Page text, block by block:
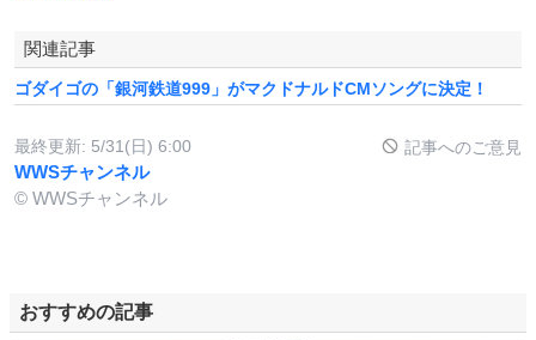
関連記事
ゴダイゴの「銀河鉄道999」がマクドナルドCMソングに決定！
最終更新: 5/31(日) 6:00 記事へのご意見
WWSチャンネル
© WWSチャンネル
おすすめの記事